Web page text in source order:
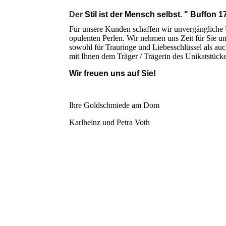
Der Stil ist der Mensch selbst. " Buffon
Für unsere Kunden schaffen wir unvergängliche
opulenten Perlen. Wir nehmen uns Zeit für Sie
sowohl für Trauringe und Liebesschlüssel als
mit Ihnen dem Träger / Trägerin des
Wir freuen uns auf Sie!
Ihre Goldschmiede am Dom
Karlheinz und Petra Voth